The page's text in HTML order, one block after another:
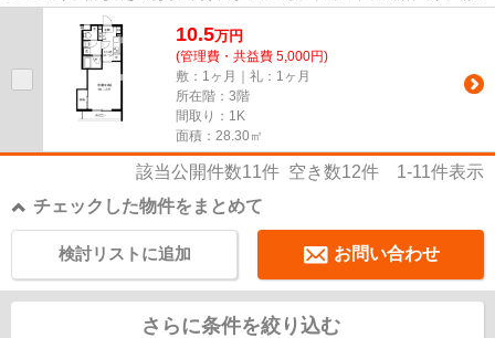
の周辺に駅が2つあり、よく電...
10.5万円
(管理費・共益費 5,000円)
敷：1ヶ月｜礼：1ヶ月
所在階：3階
間取り：1K
面積：28.30㎡
該当公開件数11件 空き数12件 1-11件表示
チェックした物件をまとめて
お問い合わせ
検討リストに追加
さらに条件を絞り込む